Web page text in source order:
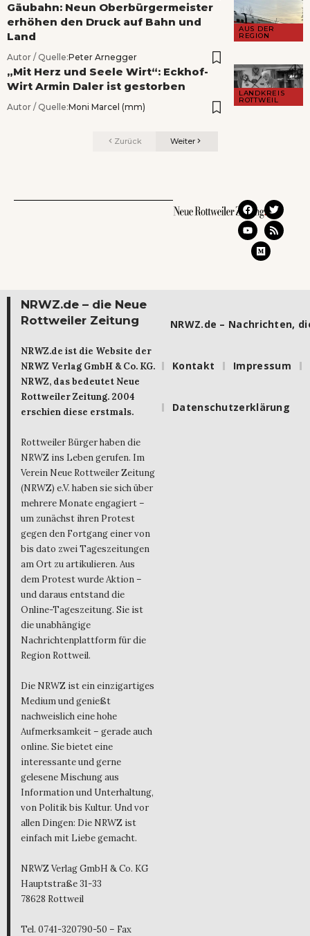
AUS DER
REGION
Gäubahn: Neun Oberbürgermeister
erhöhen den Druck auf Bahn und
Land
Autor / Quelle:Peter Arnegger
LANDKREIS
ROTTWEIL
„Mit Herz und Seele Wirt“: Eckhof-
Wirt Armin Daler ist gestorben
Autor / Quelle:Moni Marcel (mm)
Zurück Weiter
NRWZ.de – die Neue
Rottweiler Zeitung
NRWZ.de ist die Website der
NRWZ Verlag GmbH & Co. KG.
NRWZ, das bedeutet Neue
Rottweiler Zeitung. 2004
erschien diese erstmals.
Rottweiler Bürger haben die
NRWZ ins Leben gerufen. Im
Verein Neue Rottweiler Zeitung
(NRWZ) e.V. haben sie sich über
mehrere Monate engagiert –
um zunächst ihren Protest
gegen den Fortgang einer von
bis dato zwei Tageszeitungen
am Ort zu artikulieren. Aus
dem Protest wurde Aktion –
und daraus entstand die
Online-Tageszeitung. Sie ist
die unabhängige
Nachrichtenplattform für die
Region Rottweil.
Die NRWZ ist ein einzigartiges
Medium und genießt
nachweislich eine hohe
Aufmerksamkeit – gerade auch
online. Sie bietet eine
interessante und gerne
gelesene Mischung aus
Information und Unterhaltung,
von Politik bis Kultur. Und vor
allen Dingen: Die NRWZ ist
einfach mit Liebe gemacht.
NRWZ Verlag GmbH & Co. KG
Hauptstraße 31-33
78628 Rottweil
Tel. 0741-320790-50 – Fax
NRWZ.de – Nachrichten,
Kontakt Impressum
Datenschutzerklärung